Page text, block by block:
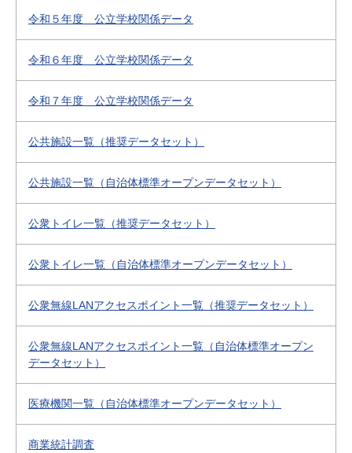
令和５年度 公立学校関係データ
令和６年度 公立学校関係データ
令和７年度 公立学校関係データ
公共施設一覧（推奨データセット）
公共施設一覧（自治体標準オープンデータセット）
公衆トイレ一覧（推奨データセット）
公衆トイレ一覧（自治体標準オープンデータセット）
公衆無線LANアクセスポイント一覧（推奨データセット）
公衆無線LANアクセスポイント一覧（自治体標準オープン
データセット）
医療機関一覧（自治体標準オープンデータセット）
商業統計調査